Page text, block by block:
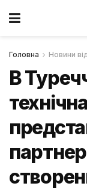
Головна Новини
В